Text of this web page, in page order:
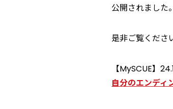
公開されました。
是非ご覧くださ
【MySCUE】
自分のエンデ